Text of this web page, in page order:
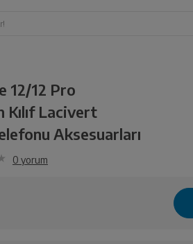
12/12 Pro
Kılıf Lacivert
Aksesuarları
0 yorum